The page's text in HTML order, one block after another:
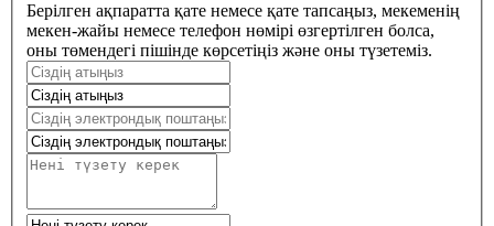
Берілген ақпаратта қате немесе қате тапсаңыз, мекеменің
мекен-жайы немесе телефон нөмірі өзгертілген болса,
оны төмендегі пішінде көрсетіңіз және оны түзетеміз.